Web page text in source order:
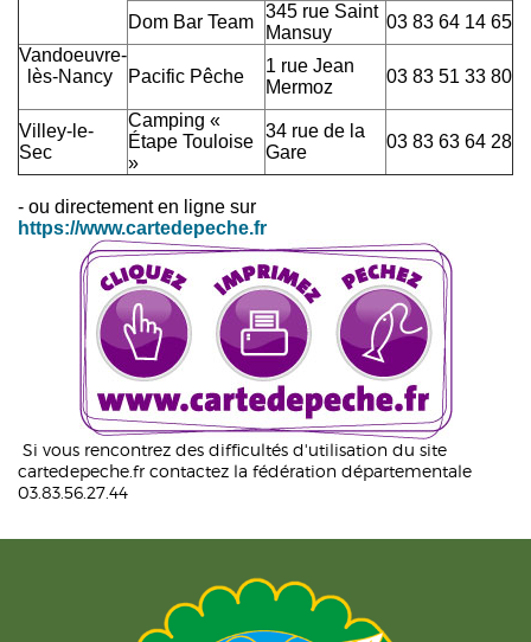
Dom Bar Team
345 rue Saint
Mansuy
03 83 64 14 65
Vandoeuvre-
lès-Nancy
Pacific Pêche
1 rue Jean
Mermoz
03 83 51 33 80
Villey-le-
Sec
Camping «
Étape Touloise
»
34 rue de la
Gare
03 83 63 64 28
- ou directement en ligne sur
https://www.cartedepeche.fr
Si vous rencontrez des difficultés d'utilisation du site
cartedepeche.fr contactez la fédération départementale
03.83.56.27.44